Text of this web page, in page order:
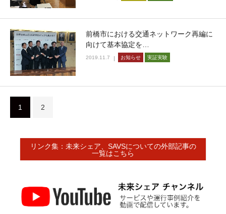
前橋市における交通ネットワーク再編に
向けて基本協定を…
2019.11.7 お知らせ 実証実験
1 2
リンク集：未来シェア、SAVSについての外部記事の
一覧はこちら